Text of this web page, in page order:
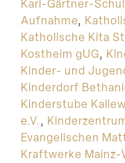
Karl-Gärtner-
Aufnahme,
Katholische Kita
Kostheim gUG,
Kinder- und
Kinderdorf
Kinderstube
e.V.,
Evangelischen
Kraftwerke Mainz-